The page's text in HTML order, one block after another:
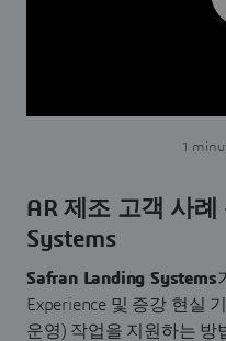
1
AR 제조 고객 사
Systems
Safran Landing Systems
Experience 및 증강 현실
운영) 작업을 지원하는 방